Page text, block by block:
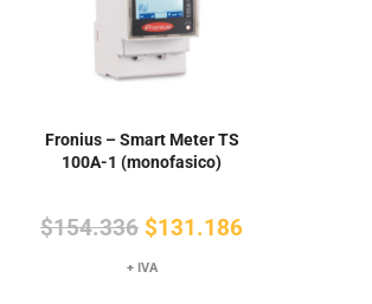
Fronius – Smart Meter TS
100A-1 (monofasico)
$154.336 El
precio
$131.186El
+ IVA